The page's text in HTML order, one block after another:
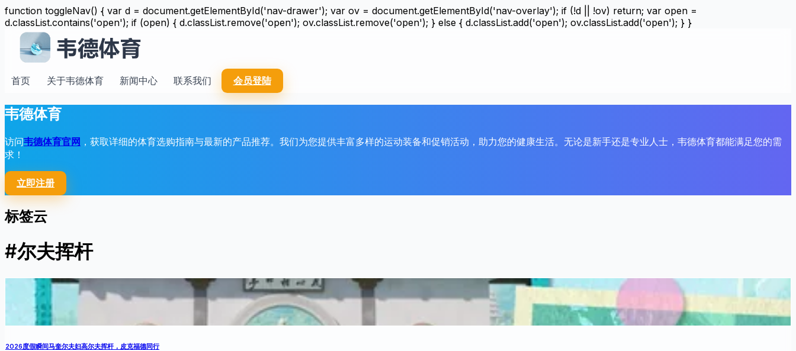
function toggleNav() { var d = document.getElementById('nav-drawer'); var ov = document.getElementById('nav-overlay'); if (!d || !ov) return; var open =
d.classList.contains('open'); if (open) { d.classList.remove('open'); ov.classList.remove('open'); } else { d.classList.add('open'); ov.classList.add('open'); } }
首页 关于韦德体育 新闻中心 联系我们 会员登陆
韦德体育
访问韦德体育官网 ，获取详细的体育选购指南与最新的产品推荐。我们为您提供丰富多样的运动装备和促销活动，助力您的健康生活。无论是新手还是专业人士，韦德体育都能满足您的需
求！
立即注册
标签云
#尔夫挥杆
2026度假瞬间马奎尔夫妇高尔夫挥杆，皮克福德同行